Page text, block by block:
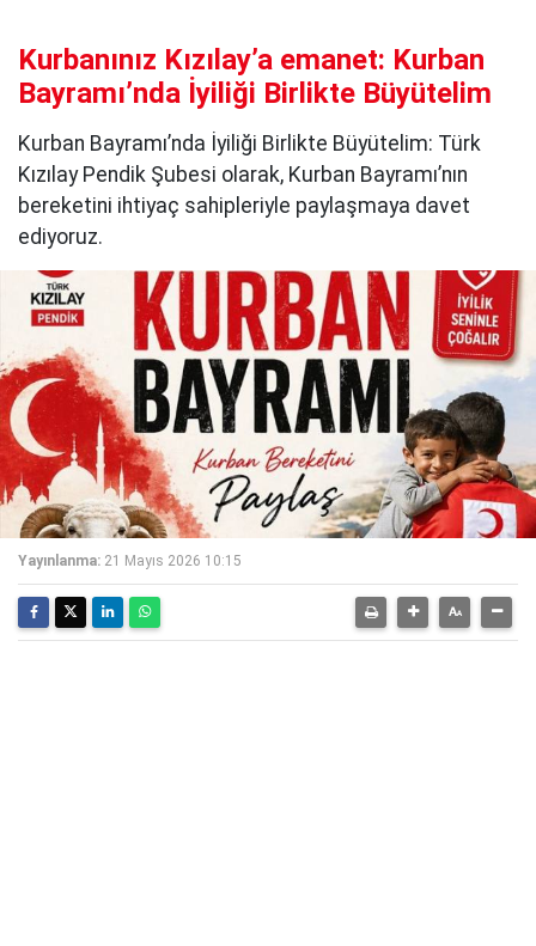
Kurbanınız Kızılay’a emanet: Kurban
Bayramı’nda İyiliği Birlikte Büyütelim
Kurban Bayramı’nda İyiliği Birlikte Büyütelim: Türk
Kızılay Pendik Şubesi olarak, Kurban Bayramı’nın
bereketini ihtiyaç sahipleriyle paylaşmaya davet
ediyoruz.
Yayınlanma: 21 Mayıs 2026 10:15